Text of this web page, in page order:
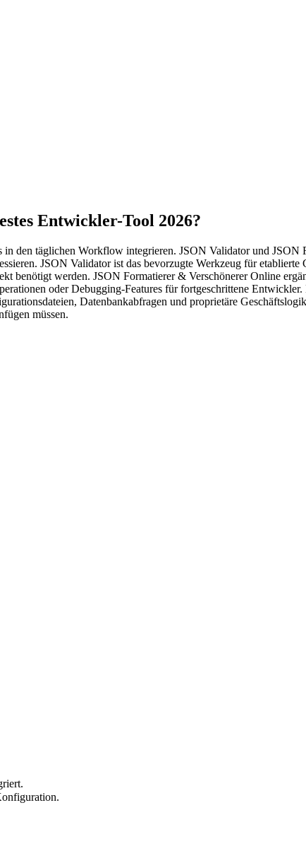
Entwickler-Tool 2026?
den täglichen Workflow integrieren. JSON Validator und JSON
JSON Validator ist das bevorzugte Werkzeug für
benötigt werden. JSON Formatierer & Verschönerer Online
oder Debugging-Features für fortgeschrittene
Datenbankabfragen und proprietäre
müssen.